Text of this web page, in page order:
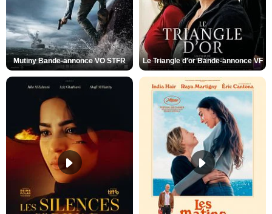
Mutiny Bande-annonce VO STFR Le Triangle d'or Bande-annonce VF